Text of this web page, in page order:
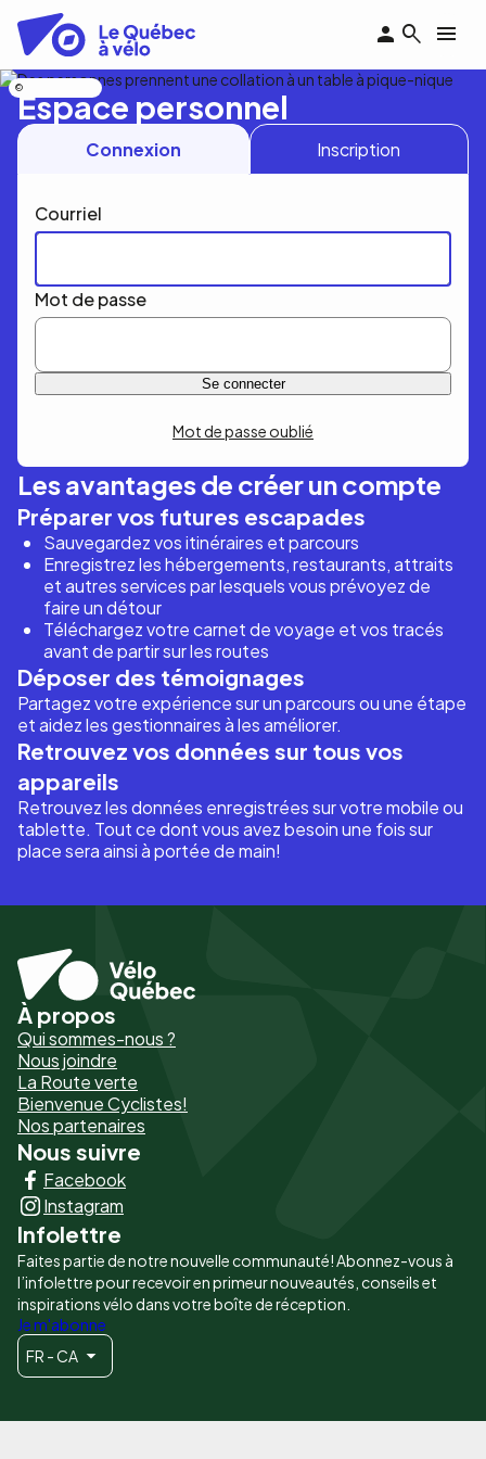
contenu
principal
Espace personnel
Connexion Inscription
Courriel
Mot de passe
Mot de passe oublié
Les avantages de créer un compte
Préparer vos futures escapades
Sauvegardez vos itinéraires et parcours
Enregistrez les hébergements, restaurants, attraits
et autres services par lesquels vous prévoyez de
faire un détour
Téléchargez votre carnet de voyage et vos tracés
avant de partir sur les routes
Déposer des témoignages
Partagez votre expérience sur un parcours ou une étape
et aidez les gestionnaires à les améliorer.
Retrouvez vos données sur tous vos
appareils
Retrouvez les données enregistrées sur votre mobile ou
tablette. Tout ce dont vous avez besoin une fois sur
place sera ainsi à portée de main!
Pied
de
page
-
Liens
principaux
À propos
Qui sommes-nous ?
Nous joindre
La Route verte
Bienvenue Cyclistes!
Nos partenaires
Nous suivre
Facebook
Instagram
Infolettre
Faites partie de notre nouvelle communauté! Abonnez-vous à
l’infolettre pour recevoir en primeur nouveautés, conseils et
inspirations vélo dans votre boîte de réception.
Je m'abonne
FR - CA